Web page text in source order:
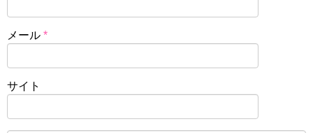
メール *
サイト